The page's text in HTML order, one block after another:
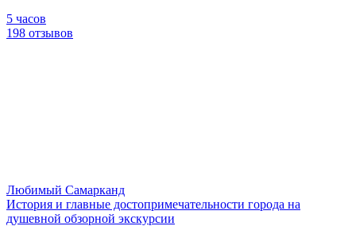
5 часов
198 отзывов
Любимый Самарканд
История и главные достопримечательности города на
душевной обзорной экскурсии